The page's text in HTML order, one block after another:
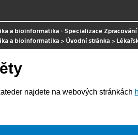
a bioinformatika - Specializace
a bioinformatika> Úvodní stránka >
najdete na webových stránkách